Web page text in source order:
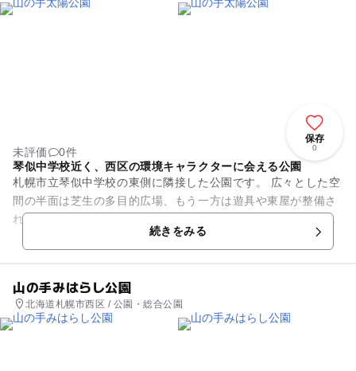
保存
0
未評価
0件
琴似中学校近く、西区の環境キャラクターに会える公園
札幌市立琴似中学校の東側に隣接した公園です。 広々とした空
間の半面は芝生の多目的広場、もう一方は遊具や東屋が整備さ
れています。小ぶりな複合遊具にはチューブ型のすべり台がつ
続きをみる
山の手みはらし公園
北海道札幌市西区 / 公園・総合公園